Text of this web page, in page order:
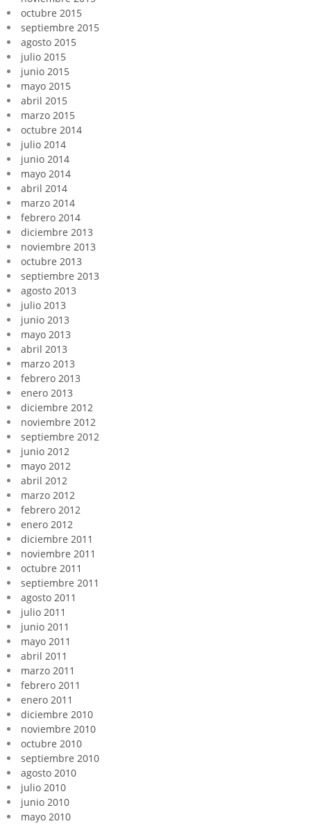
octubre 2015
septiembre 2015
agosto 2015
julio 2015
junio 2015
mayo 2015
abril 2015
marzo 2015
octubre 2014
julio 2014
junio 2014
mayo 2014
abril 2014
marzo 2014
febrero 2014
diciembre 2013
noviembre 2013
octubre 2013
septiembre 2013
agosto 2013
julio 2013
junio 2013
mayo 2013
abril 2013
marzo 2013
febrero 2013
enero 2013
diciembre 2012
noviembre 2012
septiembre 2012
junio 2012
mayo 2012
abril 2012
marzo 2012
febrero 2012
enero 2012
diciembre 2011
noviembre 2011
octubre 2011
septiembre 2011
agosto 2011
julio 2011
junio 2011
mayo 2011
abril 2011
marzo 2011
febrero 2011
enero 2011
diciembre 2010
noviembre 2010
octubre 2010
septiembre 2010
agosto 2010
julio 2010
junio 2010
mayo 2010